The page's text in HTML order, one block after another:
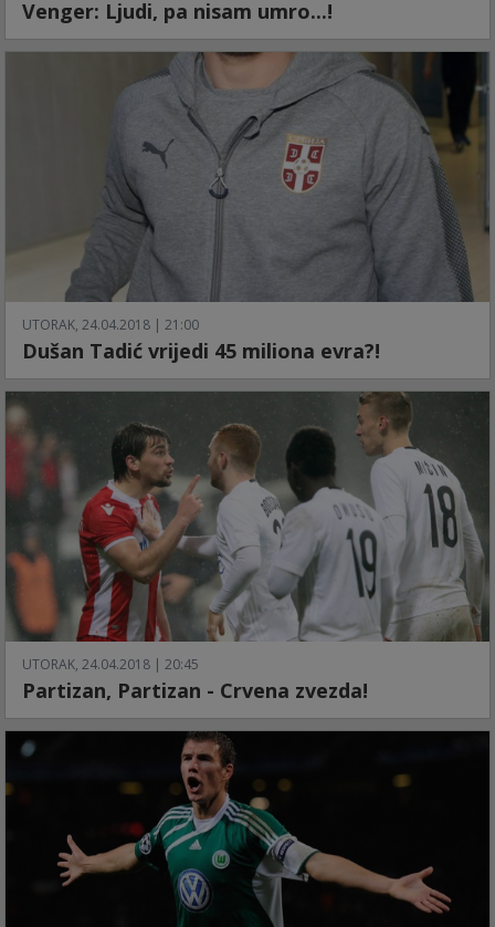
Venger: Ljudi, pa nisam umro...!
UTORAK, 24.04.2018 | 21:00
Dušan Tadić vrijedi 45 miliona evra?!
UTORAK, 24.04.2018 | 20:45
Partizan, Partizan - Crvena zvezda!